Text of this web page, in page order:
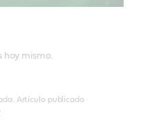
hoy mismo.
Artículo publicado